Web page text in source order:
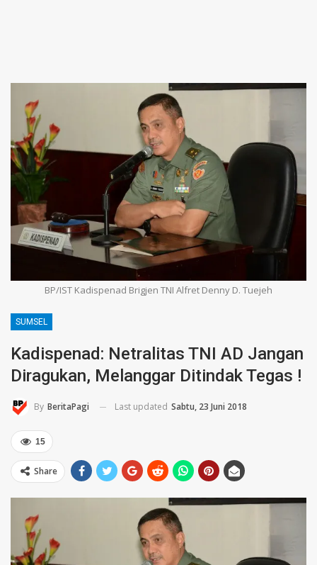
BP/IST Kadispenad Brigjen TNI Alfret Denny D. Tuejeh
SUMSEL
Kadispenad: Netralitas TNI AD Jangan
Diragukan, Melanggar Ditindak Tegas !
By BeritaPagi Last updated Sabtu, 23 Juni 2018
15
Share